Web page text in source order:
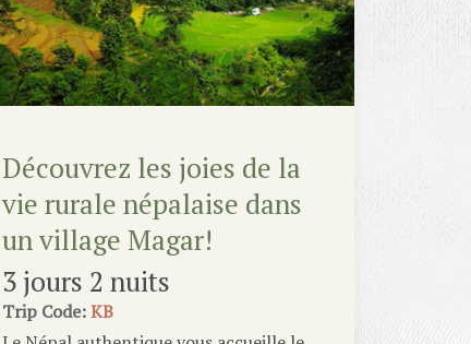
Découvrez les joies de la
vie rurale népalaise dans
un village Magar!
3 jours 2 nuits
Trip Code:KB